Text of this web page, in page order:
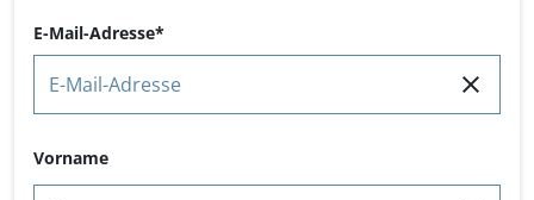
E-Mail-Adresse
Name
Vorname